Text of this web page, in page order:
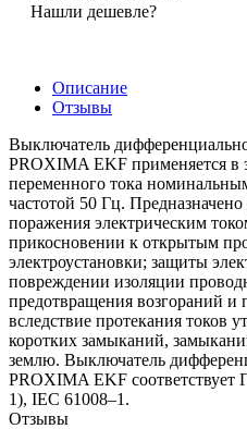
Нашли дешевле?
Описание
Отзывы
Выключатель
PROXIMA EKF применяется в
переменного тока
частотой 50 Гц.
поражения электрическим
прикосновении к открытым
электроустановки; защиты
повреждении изоляции
предотвращения возгораний
вследствие протекания токов
коротких замыканий,
землю. Выключатель
PROXIMA EKF
1), IEC 61008–1.
Отзывы